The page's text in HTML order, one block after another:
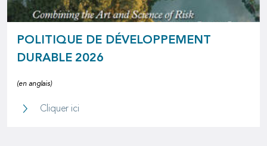
POLITIQUE DE DÉVELOPPEMENT
DURABLE 2026
(en anglais)
Cliquer iciPolitique de développement durable 2026